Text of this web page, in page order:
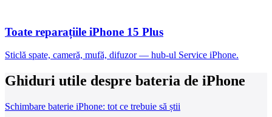
Toate reparațiile iPhone 15 Plus
Sticlă spate, cameră, mufă, difuzor — hub-ul Service iPhone.
Ghiduri utile despre bateria de iPhone
Schimbare baterie iPhone: tot ce trebuie să știi